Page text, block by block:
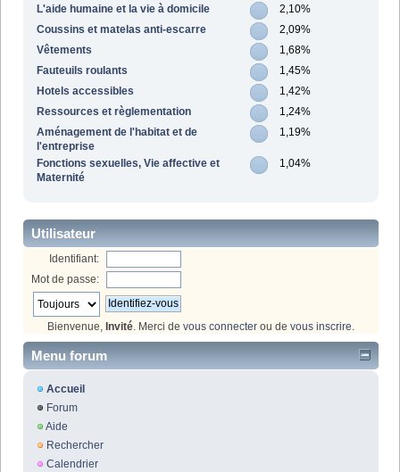
L'aide humaine et la vie à domicile
2,10%
Coussins et matelas anti-escarre
2,09%
Vêtements
1,68%
Fauteuils roulants
1,45%
Hotels accessibles
1,42%
Ressources et règlementation
1,24%
Aménagement de l'habitat et de
l'entreprise
1,19%
Fonctions sexuelles, Vie affective et
Maternité
1,04%
Utilisateur
Identifiant:
Mot de passe:
Bienvenue, Invité. Merci de vous connecter ou de vous inscrire.
Menu forum
Accueil
Forum
Aide
Rechercher
Calendrier